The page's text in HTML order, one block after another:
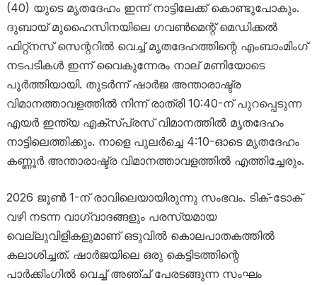
(40) യുടെ മൃതദേഹം ഇന്ന് നാട്ടിലേക്ക് കൊണ്ടുപോകും.
ദുബായ് മുഹൈസിനയിലെ ഗവൺമെന്റ് മെഡിക്കൽ
ഫിറ്റ്നസ് സെന്ററിൽ വെച്ച് മൃതദേഹത്തിന്റെ എംബാംമിംഗ്
നടപടികൾ ഇന്ന് വൈകുന്നേരം നാല് മണിയോടെ
പൂർത്തിയായി. തുടർന്ന് ഷാർജ അന്താരാഷ്ട്ര
വിമാനത്താവളത്തിൽ നിന്ന് രാത്രി 10:40-ന് പുറപ്പെടുന്ന
എയർ ഇന്ത്യ എക്സ്പ്രസ് വിമാനത്തിൽ മൃതദേഹം
നാട്ടിലെത്തിക്കും. നാളെ പുലർച്ചെ 4:10-ഓടെ മൃതദേഹം
കണ്ണൂർ അന്താരാഷ്ട്ര വിമാനത്താവളത്തിൽ എത്തിച്ചേരും.
2026 ജൂൺ 1-ന് രാവിലെയായിരുന്നു സംഭവം. ടിക്-ടോക്
വഴി നടന്ന വാഗ്വാദങ്ങളും പരസ്യമായ
വെല്ലുവിളികളുമാണ് ഒടുവിൽ കൊലപാതകത്തിൽ
കലാശിച്ചത്. ഷാർജയിലെ ഒരു കെട്ടിടത്തിന്റെ
പാർക്കിംഗിൽ വെച്ച് അഞ്ച് പേരടങ്ങുന്ന സംഘം